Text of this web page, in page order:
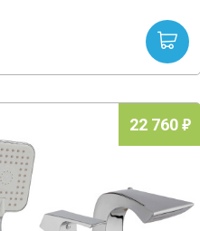
22 760